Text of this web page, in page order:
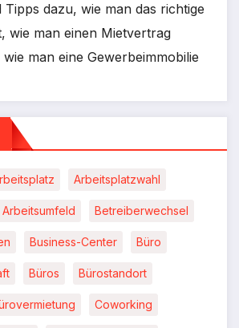
Tipps dazu, wie man das richtige
wie man einen Mietvertrag
man eine Gewerbeimmobilie
Arbeitsplatzwahl
Arbeitsumfeld Betreiberwechsel
Business-Center Büro
Büros Bürostandort
Coworking